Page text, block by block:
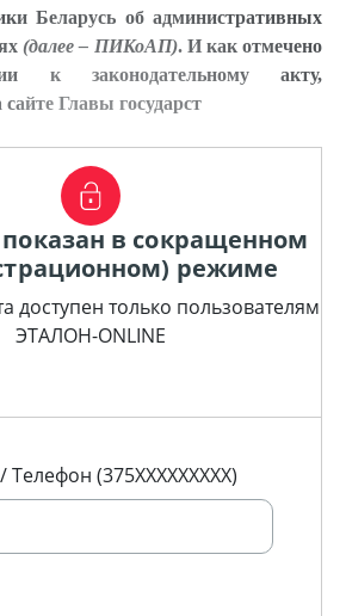
Беларусь об административных
(далее – ПИКоАП). И как отмечено
к законодательному акту,
Главы государст
в сокращенном
режиме
доступен только пользователям
ЭТАЛОН-ONLINE
(375XXXXXXXXX)